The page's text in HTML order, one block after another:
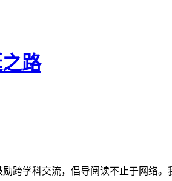
路
跨学科交流，倡导阅读不止于网络